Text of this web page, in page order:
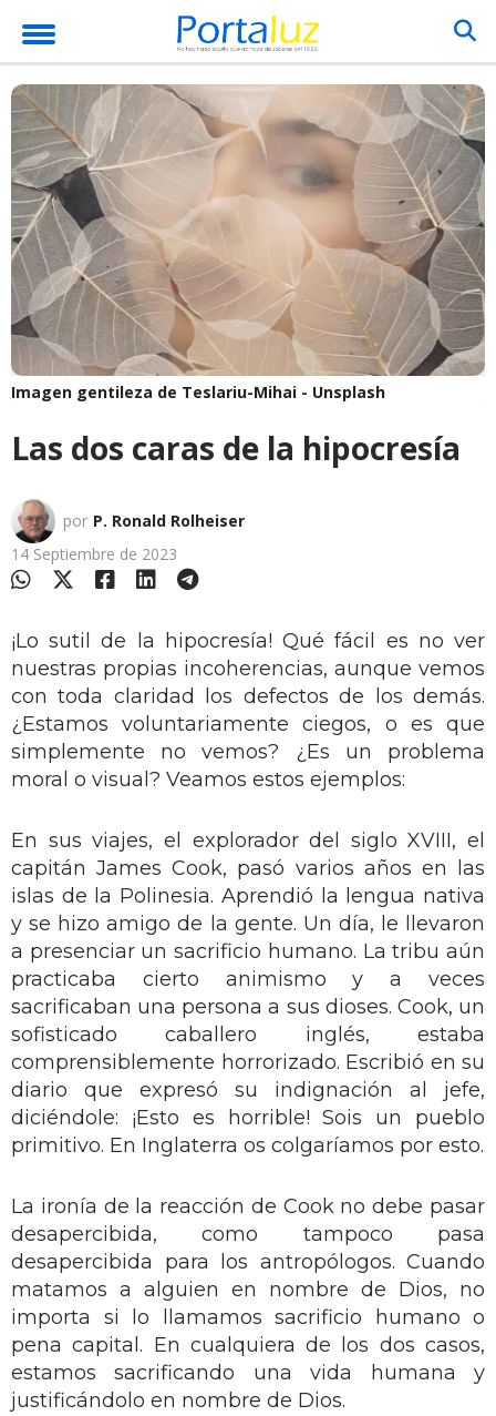
Imagen gentileza de Teslariu-Mihai - Unsplash
Las dos caras de la hipocresía
por P. Ronald Rolheiser
14 Septiembre de 2023
¡Lo sutil de la hipocresía! Qué fácil es no ver
nuestras propias incoherencias, aunque vemos
con toda claridad los defectos de los demás.
¿Estamos voluntariamente ciegos, o es que
simplemente no vemos? ¿Es un problema
moral o visual? Veamos estos ejemplos:
En sus viajes, el explorador del siglo XVIII, el
capitán James Cook, pasó varios años en las
islas de la Polinesia. Aprendió la lengua nativa
y se hizo amigo de la gente. Un día, le llevaron
a presenciar un sacrificio humano. La tribu aún
practicaba cierto animismo y a veces
sacrificaban una persona a sus dioses. Cook, un
sofisticado caballero inglés, estaba
comprensiblemente horrorizado. Escribió en su
diario que expresó su indignación al jefe,
diciéndole: ¡Esto es horrible! Sois un pueblo
primitivo. En Inglaterra os colgaríamos por esto.
La ironía de la reacción de Cook no debe pasar
desapercibida, como tampoco pasa
desapercibida para los antropólogos. Cuando
matamos a alguien en nombre de Dios, no
importa si lo llamamos sacrificio humano o
pena capital. En cualquiera de los dos casos,
estamos sacrificando una vida humana y
justificándolo en nombre de Dios.